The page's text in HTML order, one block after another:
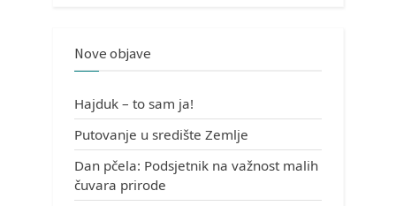
Nove objave
Hajduk – to sam ja!
Putovanje u središte Zemlje
Dan pčela: Podsjetnik na važnost malih
čuvara prirode